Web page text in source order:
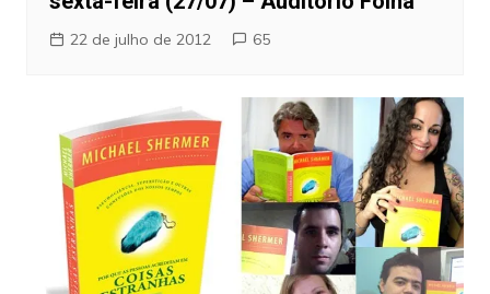
22 de julho de 2012 65